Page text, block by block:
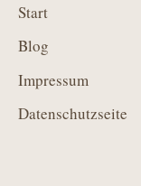
Start
Blog
Impressum
Datenschutzseite